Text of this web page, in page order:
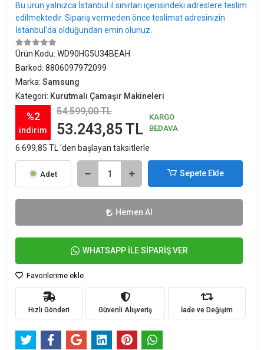
Bu ürün yalnızca İstanbul il sınırları içerisindeki adreslere teslim
edilmektedir. Sipariş vermeden önce teslimat adresinizin
İstanbul'da olduğundan emin olunuz.
Ürün Kodu: WD90HG5U34BEAH
Barkod: 8806097972099
Marka: Samsung
Kategori: Kurutmalı Çamaşır Makineleri
%2
indirim
54.599,00 TL
53.243,85 TL
KARGO
BEDAVA
6.699,85 TL 'den başlayan taksitlerle
Adet Sepete Ekle
Hemen Al
WHATSAPP İLE SİPARİŞ VER
Favorilerime ekle
Hızlı Gönderi Güvenli Alışveriş İade ve Değişim